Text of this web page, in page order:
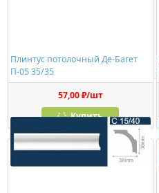
Плинтус потолочный Де-Багет
П-05 35/35
57,00 ₽/шт
Купить